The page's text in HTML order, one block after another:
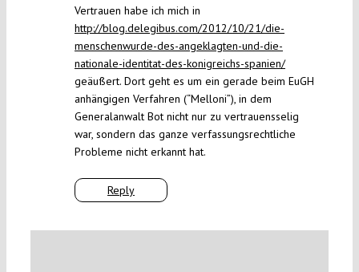
Reply
Vertrauen habe ich mich in
http://blog.delegibus.com/2012/10/21/die-
menschenwurde-des-angeklagten-und-die-
nationale-identitat-des-konigreichs-spanien/
geäußert. Dort geht es um ein gerade beim EuGH
anhängigen Verfahren (“Melloni”), in dem
Generalanwalt Bot nicht nur zu vertrauensselig
war, sondern das ganze verfassungsrechtliche
Probleme nicht erkannt hat.